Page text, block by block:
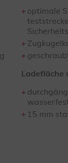
optimale
Ladefläche
15 mm